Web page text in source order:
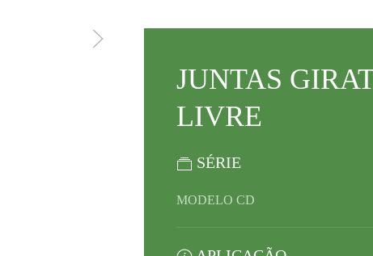
JUNTAS
LIVRE
SÉRIE
MODELO CD